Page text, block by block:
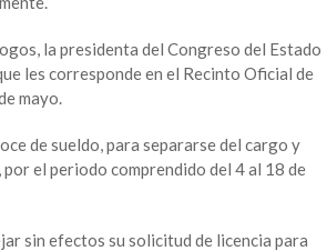
la presidenta del Congreso del Estado
les corresponde en el Recinto Oficial de
mayo.
de sueldo, para separarse del cargo y
el periodo comprendido del 4 al 18 de
sin efectos su solicitud de licencia para